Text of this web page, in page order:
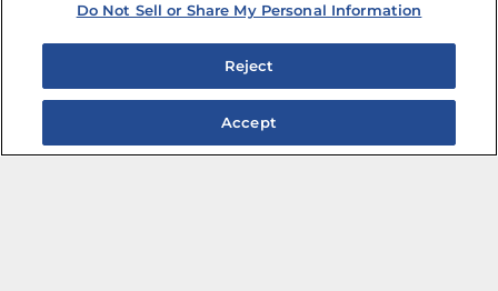
Do Not Sell or Share My Personal Information
Reject
Accept